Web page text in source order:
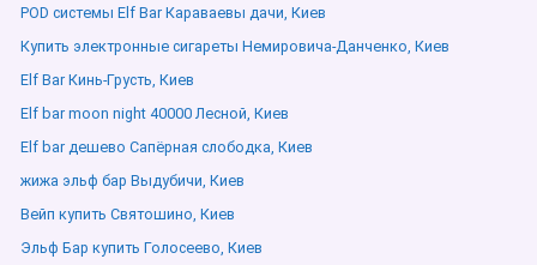
POD системы Elf Bar Караваевы дачи, Киев
Купить электронные сигареты Немировича-Данченко, Киев
Elf Bar Кинь-Грусть, Киев
Elf bar moon night 40000 Лесной, Киев
Elf bar дешево Сапёрная слободка, Киев
жижа эльф бар Выдубичи, Киев
Вейп купить Святошино, Киев
Эльф Бар купить Голосеево, Киев